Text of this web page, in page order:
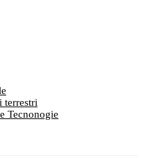
terrestri
Tecnonogie